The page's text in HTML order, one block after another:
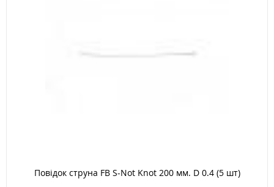
Повідок струна FB S-Not Knot 200 мм. D 0.4 (5 шт)